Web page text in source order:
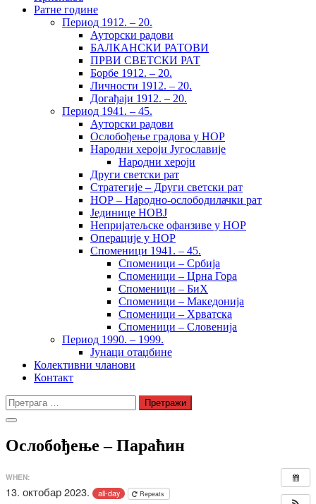
Ратне године
Период 1912. – 20.
Ауторски радови
БАЛКАНСКИ РАТОВИ
ПРВИ СВЕТСКИ РАТ
Борбе 1912. – 20.
Личности 1912. – 20.
Догађаји 1912. – 20.
Период 1941. – 45.
Ауторски радови
Ослобођење градова у НОР
Народни хероји Југославије
Народни хероји
Други светски рат
Стратегије – Други светски рат
НОР – Народно-ослободилачки рат
Јединице НОВЈ
Непријатељске офанзиве у НОР
Операције у НОР
Споменици 1941. – 45.
Споменици – Србија
Споменици – Црна Гора
Споменици – БиХ
Споменици – Македонија
Споменици – Хрватска
Споменици – Словенија
Период 1990. – 1999.
Јунаци отаџбине
Колективни чланови
Контакт
Претрага
за:
Ослобођење – Параћин
WHEN:
13. октобар 2023. all-day Repeats